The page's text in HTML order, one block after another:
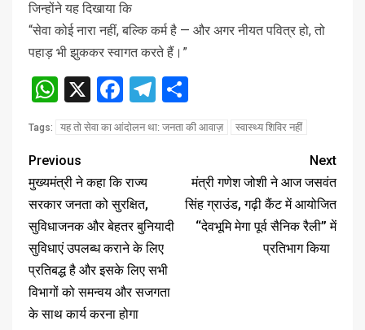
जिन्होंने यह दिखाया कि
“सेवा कोई नारा नहीं, बल्कि कर्म है — और अगर नीयत पवित्र हो, तो
पहाड़ भी झुककर स्वागत करते हैं।”
WhatsApp
X Facebook
Telegram
Tags: यह तो सेवा का आंदोलन था: जनता की आवाज़ स्वास्थ्य शिविर नहीं
Previous
मुख्यमंत्री ने कहा कि राज्य
सरकार जनता को सुरक्षित,
सुविधाजनक और बेहतर बुनियादी
सुविधाएं उपलब्ध कराने के लिए
प्रतिबद्ध है और इसके लिए सभी
विभागों को समन्वय और सजगता
के साथ कार्य करना होगा
Next
मंत्री गणेश जोशी ने आज जसवंत
सिंह ग्राउंड, गढ़ी कैंट में आयोजित
‘‘देवभूमि मेगा पूर्व सैनिक रैली’’ में
प्रतिभाग किया